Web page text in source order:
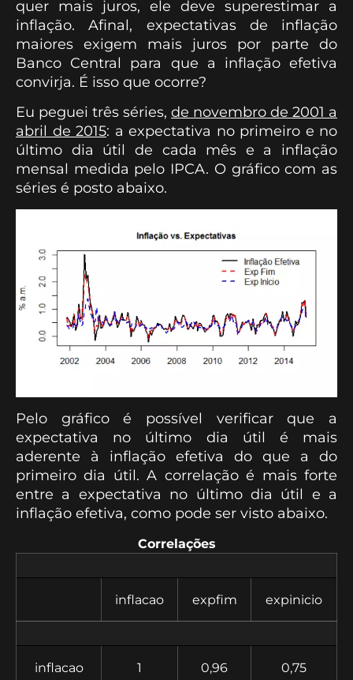
quer mais juros, ele deve superestimar a
inflação. Afinal, expectativas de inflação
maiores exigem mais juros por parte do
Banco Central para que a inflação efetiva
convirja. É isso que ocorre?
Eu peguei três séries, de novembro de 2001 a
abril de 2015: a expectativa no primeiro e no
último dia útil de cada mês e a inflação
mensal medida pelo IPCA. O gráfico com as
séries é posto abaixo.
Pelo gráfico é possível verificar que a
expectativa no último dia útil é mais
aderente à inflação efetiva do que a do
primeiro dia útil. A correlação é mais forte
entre a expectativa no último dia útil e a
inflação efetiva, como pode ser visto abaixo.
Correlações
inflacao expfim expinicio
inflacao 1 0,96 0,75